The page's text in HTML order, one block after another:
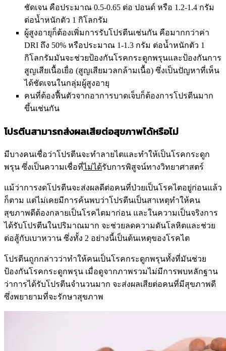
ชัดเจน คือประมาณ 0.5-0.65 ต่อ ปอนด์ หรือ 1.2-1.4 กรัม
ต่อน้ำหนักตัว 1 กิโลกรัม
ผู้สูงอายุก็ต้องเพิ่มการรับโปรตีนเช่นกัน คือมากกว่าค่า
DRI ถึง 50% หรือประมาณ 1-1.3 กรัม ต่อน้ำหนักตัว 1
กิโลกรัมมันจะช่วยป้องกันโรคกระดูกพรุนและป้องกันการ
สูญเสียเนื้อเยื่อ (สูญเสียมวลกล้ามเนื้อ) ซึ่งเป็นปัญหาที่เห็น
ได้ชัดเจนในกลุ่มผู้สูงอายุ
คนที่ต้องฟื้นตัวจากอาการบาดเจ็บก็ต้องการโปรตีนมาก
ขึ้นเช่นกัน
โปรตีนสามารถส่งผลเสียต่อสุขภาพได้หรือไม่
มีบางคนเชื่อว่าโปรตีนจะทำลายไตและทำให้เป็นโรคกระดูก
พรุน ซึ่งเป็นความเชื่อที่ไม่ได้รับการพิสูจน์ทางวิทยาศาสตร์
แม้ว่าการงดโปรตีนจะส่งผลดีต่อคนที่ป่วยเป็นโรคไตอยู่ก่อนแล้ว
ก็ตาม แต่ไม่เคยมีการค้นพบว่าโปรตีนเป็นสาเหตุทำให้คน
สุขภาพดีต้องกลายเป็นโรคไตมาก่อน และในความเป็นจริงการ
ได้รับโปรตีนในปริมาณมาก จะช่วยลดความดันโลหิตและช่วย
ต่อสู้กับเบาหวาน ซึ่งทั้ง 2 อย่างนี้เป็นต้นเหตุของโรคไต
โปรตีนถูกกล่าวว่าทำให้คนเป็นโรคกระดูกพรุนทั้งที่มันช่วย
ป้องกันโรคกระดูกพรุน เมื่อดูจากภาพรวมไม่มีการพบหลักฐาน
ว่าการได้รับโปรตีนจำนวนมาก จะส่งผลเสียต่อคนที่มีสุขภาพดี
ซึ่งพยายามที่จะรักษาสุขภาพ